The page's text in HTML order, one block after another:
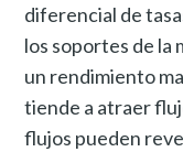
diferencial de
los soportes de la
un rendimiento
tiende a atraer
flujos pueden